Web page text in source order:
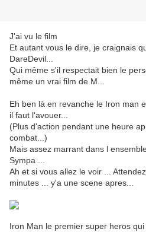
J'ai vu le film
Et autant vous le dire, je craignais
DareDevil...
Qui même s'il respectait bien le
même un vrai film de M...
Eh ben là en revanche le Iron man
il faut l'avouer...
(Plus d'action pendant une heure
combat...)
Mais assez marrant dans l
Sympa ...
Ah et si vous allez le voir ...
minutes ... y'a une scene apres...
Iron Man le premier super heros qui